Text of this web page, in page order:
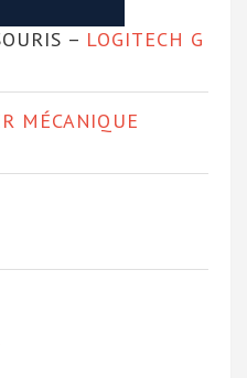
– LOGITECH G
MÉCANIQUE